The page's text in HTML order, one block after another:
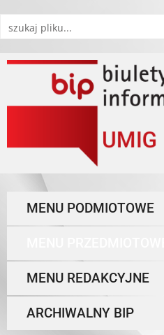
MENU PODMIOTOWE
MENU REDAKCYJNE
ARCHIWALNY BIP